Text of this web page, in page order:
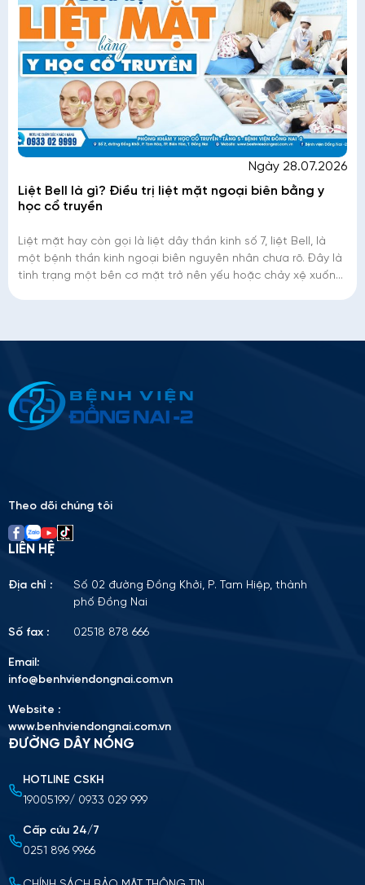
Ngày 28.07.2026
Liệt Bell là gì? Điều trị liệt mặt ngoại biên bằng y
học cổ truyền
Liệt mặt hay còn gọi là liệt dây thần kinh số 7, liệt Bell, là
một bệnh thần kinh ngoại biên nguyên nhân chưa rõ. Đây là
tình trạng một bên cơ mặt trở nên yếu hoặc chảy xệ xuống
Please
Tải lên CV (Định dạng PDF, tối đa 10MB)
Nộp cv ứng tuyển
Theo dõi chúng tôi
LIÊN HỆ
Địa chỉ :
Số 02 đường Đồng Khởi, P. Tam Hiệp, thành
phố Đồng Nai
Số fax : 02518 878 666
Email:
info@benhviendongnai.com.vn
Website :
www.benhviendongnai.com.vn
ĐƯỜNG DÂY NÓNG
HOTLINE CSKH
19005199/ 0933 029 999
Cấp cứu 24/7
0251 896 9966